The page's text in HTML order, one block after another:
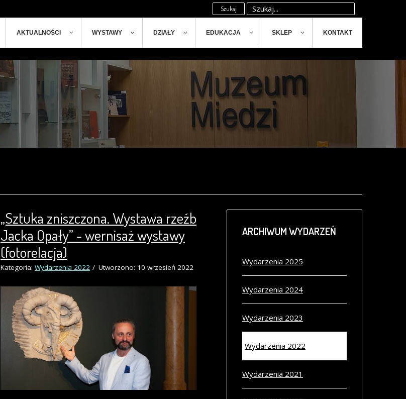
Szukaj
AKTUALNOŚCI WYSTAWY DZIAŁY EDUKACJA SKLEP KONTAKT
„Sztuka zniszczona. Wystawa rzeźb
Jacka Opały” - wernisaż wystawy
(fotorelacja)
Kategoria: Wydarzenia 2022 Utworzono: 10 wrzesień 2022
ARCHIWUMWYDARZEŃ
Wydarzenia 2025
Wydarzenia 2024
Wydarzenia 2023
Wydarzenia 2022
Wydarzenia 2021